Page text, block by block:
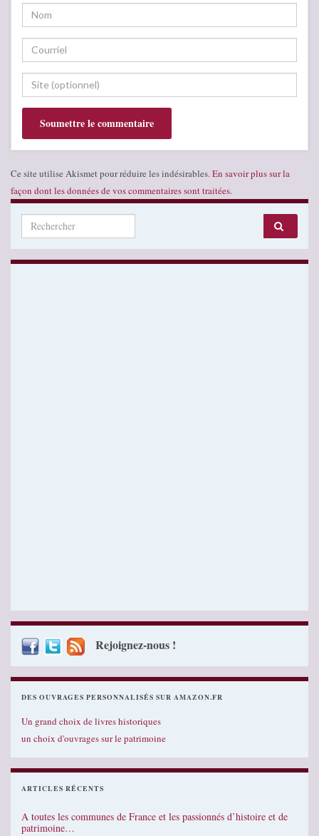
Ce site utilise Akismet pour réduire les indésirables. En savoir plus sur la
façon dont les données de vos commentaires sont traitées.
Search for:
Rejoignez-nous !
DES OUVRAGES PERSONNALISÉS SUR AMAZON.FR
Un grand choix de livres historiques
un choix d'ouvrages sur le patrimoine
ARTICLES RÉCENTS
A toutes les communes de France et les passionnés d’histoire et de
patrimoine…